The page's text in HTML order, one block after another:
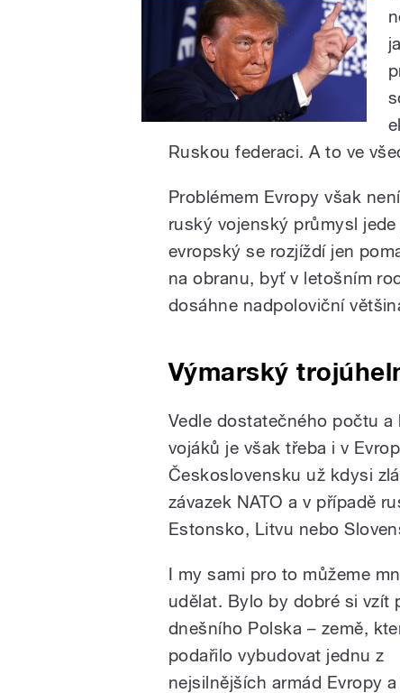
Ruskou federaci. A to ve
Problémem Evropy však
ruský vojenský průmysl
evropský se rozjíždí jen
na obranu, byť v letošním
dosáhne nadpoloviční
Výmarský
Vedle dostatečného počtu
vojáků je však třeba i v
Československu už kdysi
závazek NATO a v případě
Estonsko, Litvu nebo
I my sami pro to můžeme
udělat. Bylo by dobré si vzít
dnešního Polska – země,
podařilo vybudovat jednu z
nejsilnějších armád Evropy